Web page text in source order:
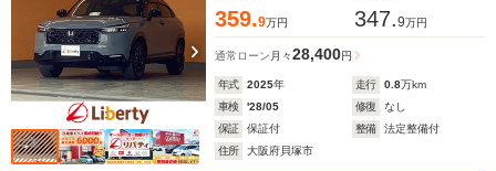
359.9万円 347.9万円
通常ローン 月々28,400円
年式 2025年 走行 0.8万km
車検
'28/05 修復
なし
保証
保証付 整備
法定整備付
住所
大阪府貝塚市